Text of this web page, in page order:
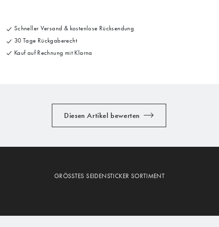
Schneller Versand & kostenlose Rücksendung
30 Tage Rückgaberecht
Kauf auf Rechnung mit Klarna
Diesen Artikel bewerten
GRÖSSTES SEIDENSTICKER SORTIMENT